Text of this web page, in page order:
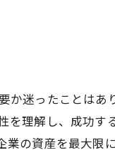
迷ったことは
理解し、成功
の資産を最大限